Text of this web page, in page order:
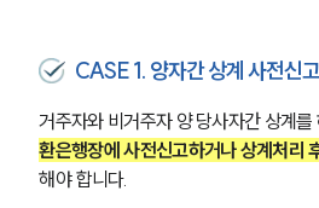
대륜의 강
오시는 길
CASE 1. 양자간 상계 사전신
거주자와 비거주자 양 당사자간 상계
환은행장에 사전신고하거나 상계처리
해야 합니다.